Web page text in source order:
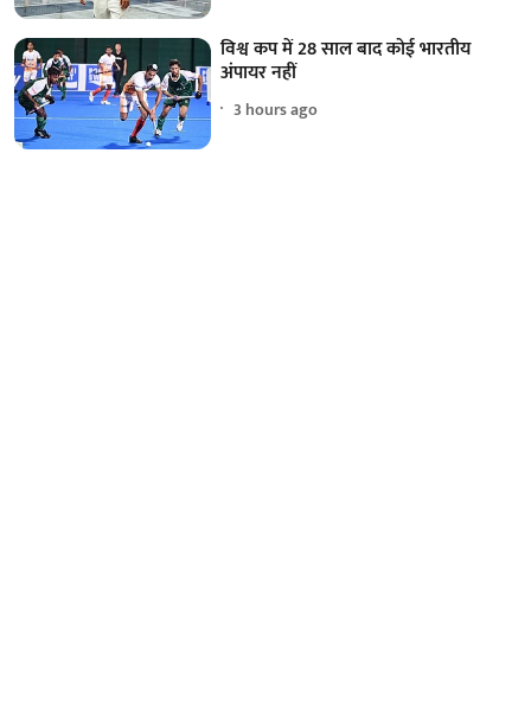
विश्व कप में 28 साल बाद कोई भारतीय
अंपायर नहीं
3 hours ago